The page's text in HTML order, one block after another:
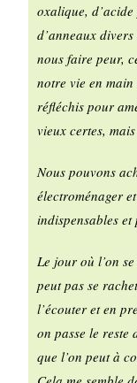
oxalique,
d’anneaux
nous faire peur,
notre vie en
réfléchis pour
vieux certes,
Nous pouvons
électroménager
indispensables
Le jour où l’on
peut pas se
l’écouter et en
on passe le
que l’on peut à